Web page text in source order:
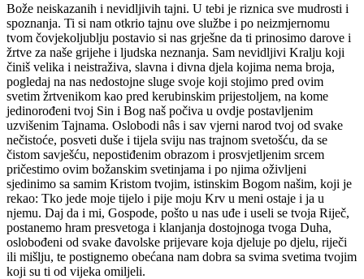
Bože neiskazanih i nevidljivih tajni. U tebi je riznica sve mudrosti i
spoznanja. Ti si nam otkrio tajnu ove službe i po neizmjernomu
tvom čovjekoljublju postavio si nas grješne da ti prinosimo darove i
žrtve za naše grijehe i ljudska neznanja. Sam nevidljivi Kralju koji
činiš velika i neistraživa, slavna i divna djela kojima nema broja,
pogledaj na nas nedostojne sluge svoje koji stojimo pred ovim
svetim žrtvenikom kao pred kerubinskim prijestoljem, na kome
jedinorođeni tvoj Sin i Bog naš počiva u ovdje postavljenim
uzvišenim Tajnama. Oslobodi nâs i sav vjerni narod tvoj od svake
nečistoće, posveti duše i tijela sviju nas trajnom svetošću, da se
čistom savješću, nepostiđenim obrazom i prosvjetljenim srcem
pričestimo ovim božanskim svetinjama i po njima oživljeni
sjedinimo sa samim Kristom tvojim, istinskim Bogom našim, koji je
rekao: Tko jede moje tijelo i pije moju Krv u meni ostaje i ja u
njemu. Daj da i mi, Gospode, pošto u nas uđe i useli se tvoja Riječ,
postanemo hram presvetoga i klanjanja dostojnoga tvoga Duha,
oslobođeni od svake đavolske prijevare koja djeluje po djelu, riječi
ili mišlju, te postignemo obećana nam dobra sa svima svetima tvojim
koji su ti od vijeka omiljeli.